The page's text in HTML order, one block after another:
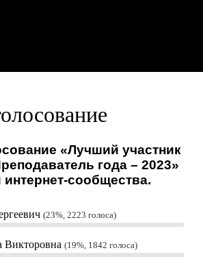
«Лучший участник
года – 2023»
интернет-сообщества.
23%, 2223 голоса
Викторовна 19%, 1842 голоса